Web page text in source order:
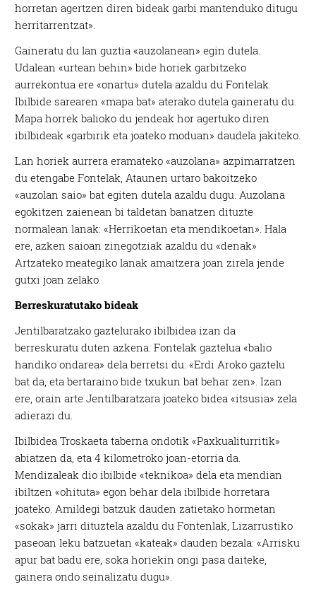
horretan agertzen diren bideak garbi mantenduko ditugu
herritarrentzat».
Gaineratu du lan guztia «auzolanean» egin dutela.
Udalean «urtean behin» bide horiek garbitzeko
aurrekontua ere «onartu» dutela azaldu du Fontelak.
Ibilbide sarearen «mapa bat» aterako dutela gaineratu du.
Mapa horrek balioko du jendeak hor agertuko diren
ibilbideak «garbirik eta joateko moduan» daudela jakiteko.
Lan horiek aurrera eramateko «auzolana» azpimarratzen
du etengabe Fontelak, Ataunen urtaro bakoitzeko
«auzolan saio» bat egiten dutela azaldu dugu. Auzolana
egokitzen zaienean bi taldetan banatzen dituzte
normalean lanak: «Herrikoetan eta mendikoetan». Hala
ere, azken saioan zinegotziak azaldu du «denak»
Artzateko meategiko lanak amaitzera joan zirela jende
gutxi joan zelako.
Berreskuratutako bideak
Jentilbaratzako gaztelurako ibilbidea izan da
berreskuratu duten azkena. Fontelak gaztelua «balio
handiko ondarea» dela berretsi du: «Erdi Aroko gaztelu
bat da, eta bertaraino bide txukun bat behar zen». Izan
ere, orain arte Jentilbaratzara joateko bidea «itsusia» zela
adierazi du.
Ibilbidea Troskaeta taberna ondotik «Paxkualiturritik»
abiatzen da, eta 4 kilometroko joan-etorria da.
Mendizaleak dio ibilbide «teknikoa» dela eta mendian
ibiltzen «ohituta» egon behar dela ibilbide horretara
joateko. Amildegi batzuk dauden zatietako hormetan
«sokak» jarri dituztela azaldu du Fontenlak, Lizarrustiko
paseoan leku batzuetan «kateak» dauden bezala: «Arrisku
apur bat badu ere, soka horiekin ongi pasa daiteke,
gainera ondo seinalizatu dugu».